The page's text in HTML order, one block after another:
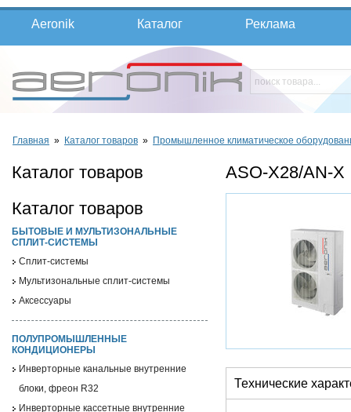
Aeronik Каталог Реклама
Главная » Каталог товаров » Промышленное климатическое
Каталог товаров
Каталог товаров
БЫТОВЫЕ И МУЛЬТИЗОНАЛЬНЫЕ
СПЛИТ-СИСТЕМЫ
Cплит-системы
Мультизональные сплит-системы
Аксессуары
ПОЛУПРОМЫШЛЕННЫЕ
КОНДИЦИОНЕРЫ
Инверторные канальные внутренние
блоки, фреон R32
Инверторные кассетные внутренние
ASO-X28/AN-X
Технические